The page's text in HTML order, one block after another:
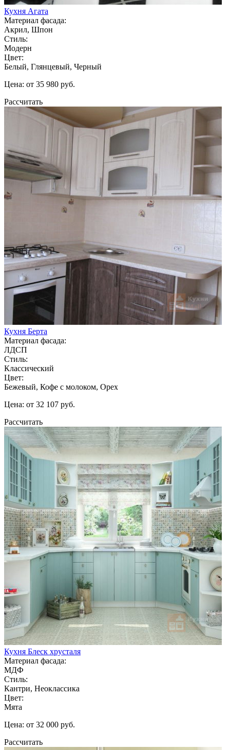
Кухня Агата
Материал фасада:
Акрил, Шпон
Стиль:
Модерн
Цвет:
Белый, Глянцевый, Черный
Цена: от 35 980 руб.
Рассчитать
Кухня Берта
Материал фасада:
ЛДСП
Стиль:
Классический
Цвет:
Бежевый, Кофе с молоком, Орех
Цена: от 32 107 руб.
Рассчитать
Кухня Блеск хрусталя
Материал фасада:
МДФ
Стиль:
Кантри, Неоклассика
Цвет:
Мята
Цена: от 32 000 руб.
Рассчитать